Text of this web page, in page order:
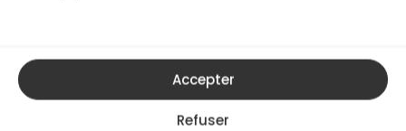
Accepter
Refuser
flambage au gin pour
Une entrée (ou un
plat léger) qui mêle
dou...